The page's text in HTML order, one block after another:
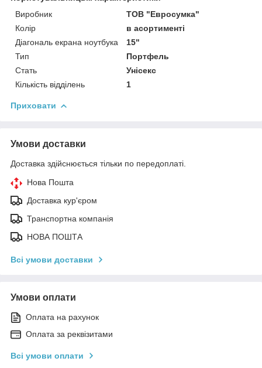
Виробник
ТОВ "Евросумка"
Колір
в асортименті
Діагональ екрана ноутбука
15"
Тип
Портфель
Стать
Унісекс
Кількість відділень
1
Приховати
Умови доставки
Доставка здійснюється тільки по передоплаті.
Нова Пошта
Доставка кур'єром
Транспортна компанія
НОВА ПОШТА
Всі умови доставки
Умови оплати
Оплата на рахунок
Оплата за реквізитами
Всі умови оплати